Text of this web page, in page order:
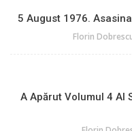
5 August 1976.
Florin
A Apărut Volumul 4 Al